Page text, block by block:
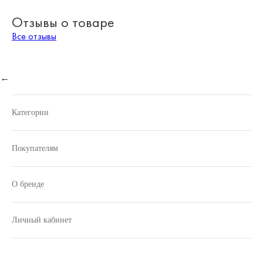
Отзывы о товаре
Все отзывы
←
Категории
Покупателям
О бренде
Личный кабинет